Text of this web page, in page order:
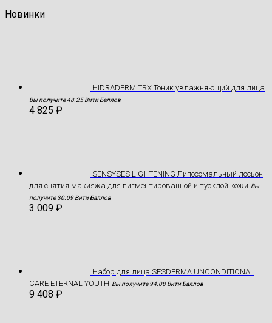
Новинки
HIDRADERM TRX Тоник увлажняющий для лица
Вы получите 48.25 Вити Баллов
4 825 ₽
SENSYSES LIGHTENING Липосомальный лосьон
для снятия макияжа для пигментированной и тусклой кожи Вы
получите 30.09 Вити Баллов
3 009 ₽
Hабор для лица SESDERMA UNCONDITIONAL
CARE ETERNAL YOUTH Вы получите 94.08 Вити Баллов
9 408 ₽